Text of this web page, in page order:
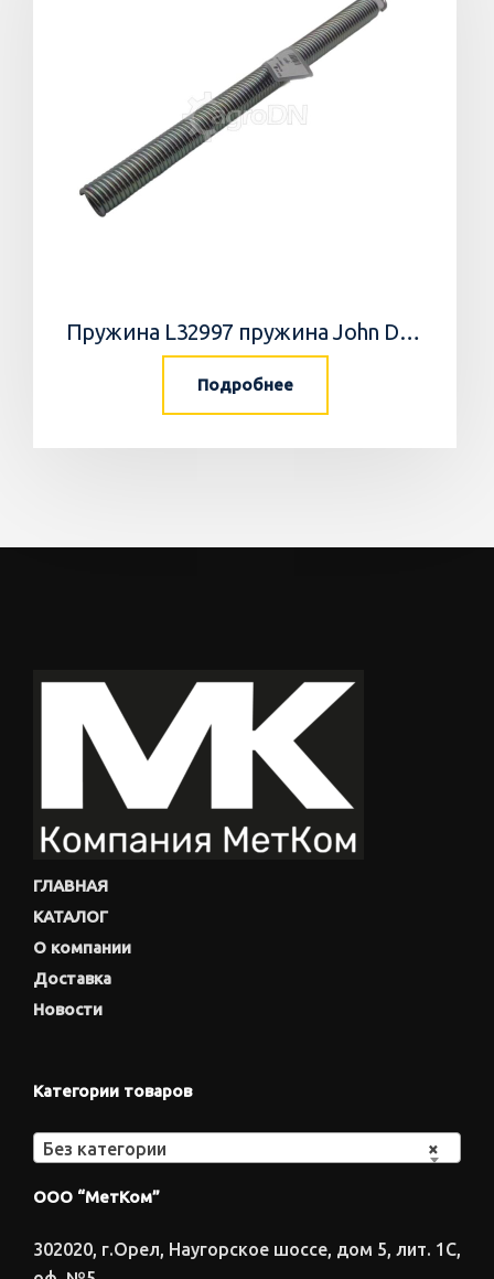
Пружина L32997 пружина John Deere
Подробнее
ГЛАВНАЯ
КАТАЛОГ
О компании
Доставка
Новости
Категории товаров
×
Без категории
ООО “МетКом”
302020, г.Орел, Наугорское шоссе, дом 5, лит. 1С,